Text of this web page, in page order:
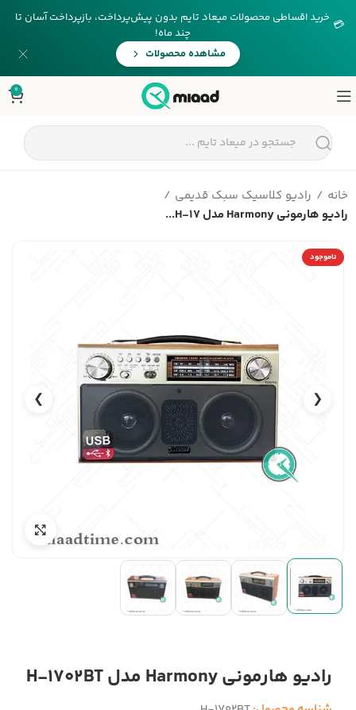
💳 خرید اقساطی محصولات میعاد تایم بدون پیش‌پرداخت، بازپرداخت آسان تا
چند ماه!
مشاهده محصولات
0
خانه
رادیو کلاسیک سبک قدیمی
رادیو هارمونی Harmony مدل H-17...
ناموجود
❮
❯
رادیو هارمونی Harmony مدل H-1702BT